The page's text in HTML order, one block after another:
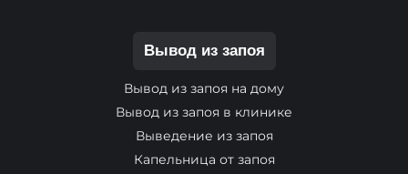
Вывод из запоя
Вывод из запоя на дому
Вывод из запоя в клинике
Выведение из запоя
Капельница от запоя